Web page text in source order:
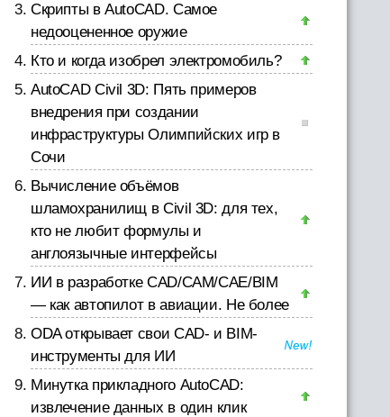
Скрипты в AutoCAD. Самое
недооцененное оружие
Кто и когда изобрел электромобиль?
AutoCAD Civil 3D: Пять примеров
внедрения при создании
инфраструктуры Олимпийских игр в
Сочи
Вычисление объёмов
шламохранилищ в Civil 3D: для тех,
кто не любит формулы и
англоязычные интерфейсы
ИИ в разработке CAD/CAM/CAE/BIM
— как автопилот в авиации. Не более
ODA открывает свои CAD- и BIM-
инструменты для ИИ
Минутка прикладного AutoCAD:
извлечение данных в один клик